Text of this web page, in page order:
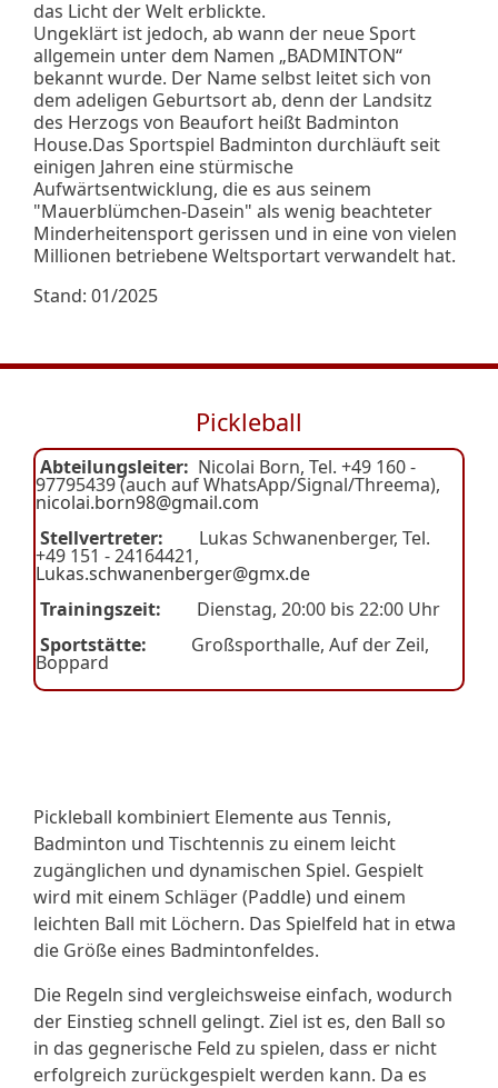
das Licht der Welt erblickte.
Ungeklärt ist jedoch, ab wann der neue Sport
allgemein unter dem Namen „BADMINTON“
bekannt wurde. Der Name selbst leitet sich von
dem adeligen Geburtsort ab, denn der Landsitz
des Herzogs von Beaufort heißt Badminton
House.Das Sportspiel Badminton durchläuft seit
einigen Jahren eine stürmische
Aufwärtsentwicklung, die es aus seinem
"Mauerblümchen-Dasein" als wenig beachteter
Minderheitensport gerissen und in eine von vielen
Millionen betriebene Weltsportart verwandelt hat.
Stand: 01/2025
Pickleball
Abteilungsleiter: Nicolai Born, Tel. +49 160 -
97795439 (auch auf WhatsApp/Signal/Threema),
nicolai.born98@gmail.com
Stellvertreter: Lukas Schwanenberger, Tel.
+49 151 - 24164421,
Lukas.schwanenberger@gmx.de
Trainingszeit: Dienstag, 20:00 bis 22:00 Uhr
Sportstätte: Großsporthalle, Auf der Zeil,
Boppard
Pickleball kombiniert Elemente aus Tennis,
Badminton und Tischtennis zu einem leicht
zugänglichen und dynamischen Spiel. Gespielt
wird mit einem Schläger (Paddle) und einem
leichten Ball mit Löchern. Das Spielfeld hat in etwa
die Größe eines Badmintonfeldes.
Die Regeln sind vergleichsweise einfach, wodurch
der Einstieg schnell gelingt. Ziel ist es, den Ball so
in das gegnerische Feld zu spielen, dass er nicht
erfolgreich zurückgespielt werden kann. Da es